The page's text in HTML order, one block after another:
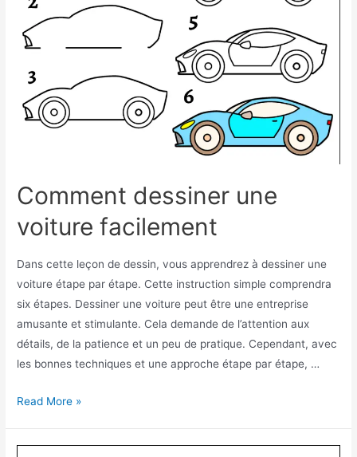
Comment dessiner une
voiture facilement
Dans cette leçon de dessin, vous apprendrez à dessiner une
voiture étape par étape. Cette instruction simple comprendra
six étapes. Dessiner une voiture peut être une entreprise
amusante et stimulante. Cela demande de l’attention aux
détails, de la patience et un peu de pratique. Cependant, avec
les bonnes techniques et une approche étape par étape, …
Comment
Read More »